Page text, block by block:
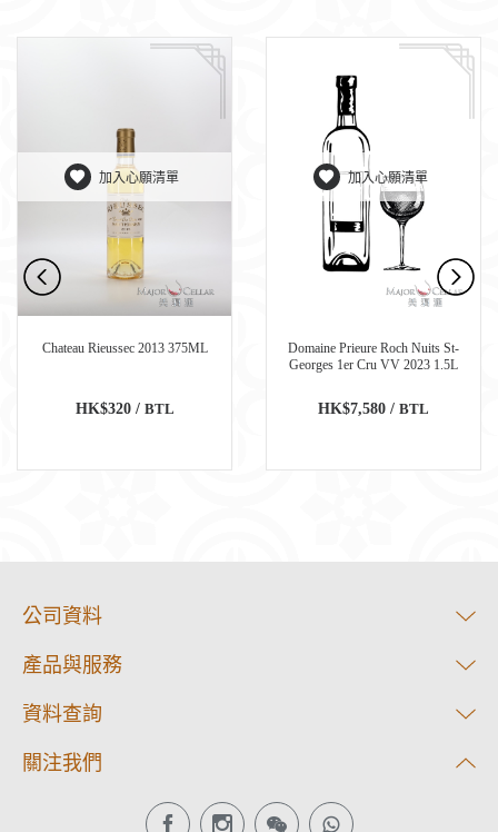
加入心願清單
Chateau Rieussec 2013 375ML
HK$320 / BTL
加入心願清單
Domaine Prieure Roch Nuits St-
Georges 1er Cru VV 2023 1.5L
HK$7,580 / BTL
公司資料
產品與服務
資料查詢
關注我們